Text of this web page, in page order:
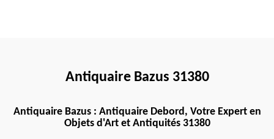
Antiquaire Bazus 31380
Antiquaire Bazus : Antiquaire Debord, Votre Expert en
Objets d'Art et Antiquités 31380